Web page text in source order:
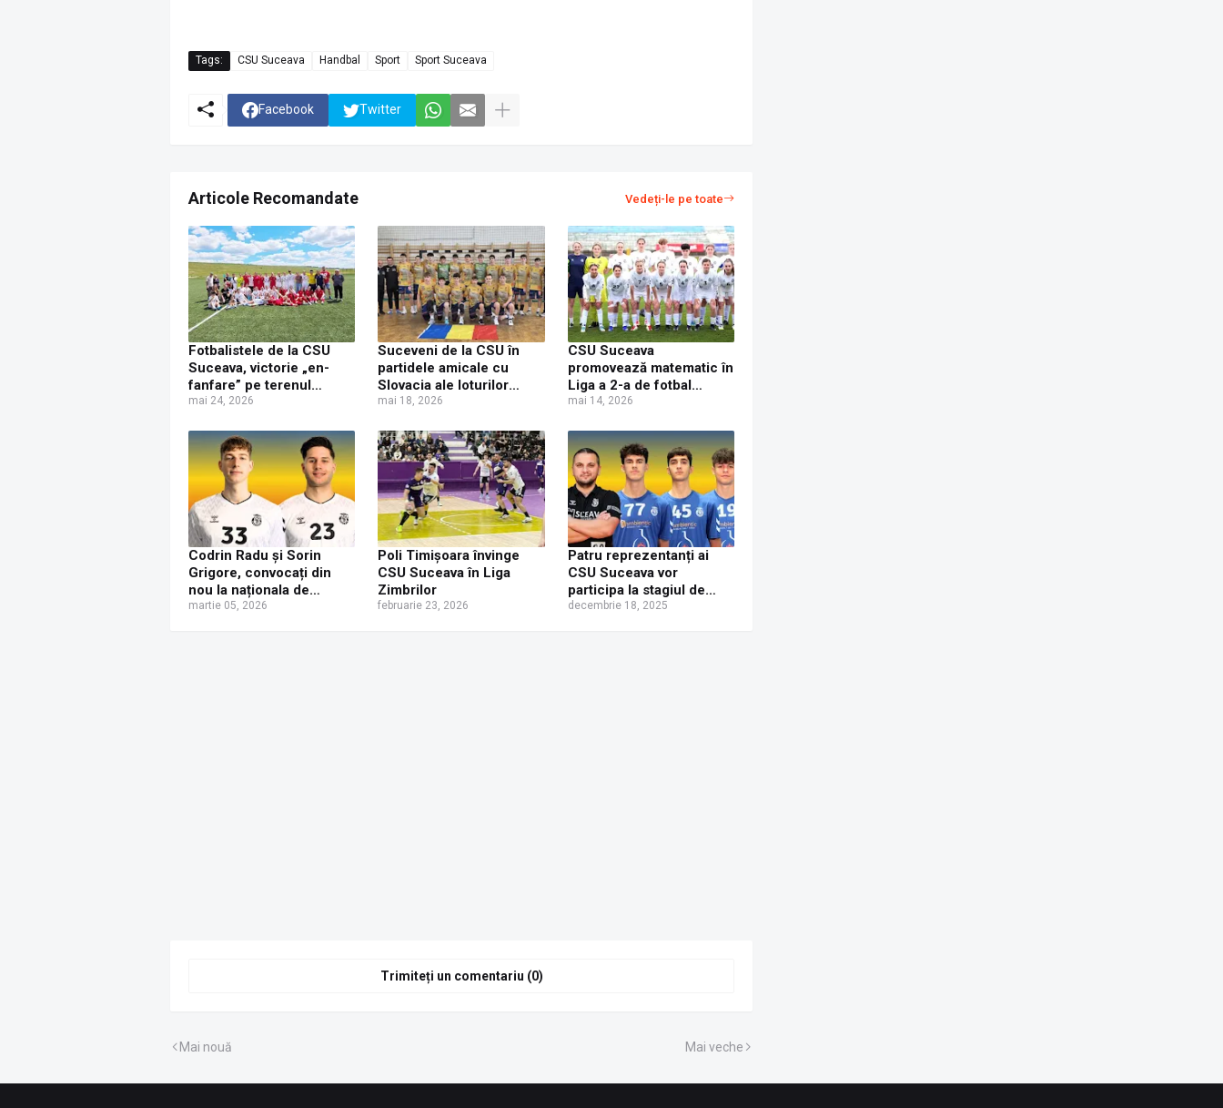
Tags: CSU Suceava Handbal Sport Sport Suceava
Facebook Twitter
Articole Recomandate Vedeți-le pe toate
Fotbalistele de la CSU
Suceava, victorie „en-
fanfare” pe terenul
formației FC Botoșani
mai 24, 2026
Suceveni de la CSU în
partidele amicale cu
Slovacia ale loturilor
naționale juvenile de
mai 18, 2026
CSU Suceava
promovează matematic în
Liga a 2-a de fotbal
feminin după victoria „la
Voluntari
mai 14, 2026
Codrin Radu și Sorin
Grigore, convocați din
nou la naționala de
handbal a României
martie 05, 2026
Poli Timișoara învinge
CSU Suceava în Liga
Zimbrilor
februarie 23, 2026
Patru reprezentanți ai
CSU Suceava vor
participa la stagiul de
pregătire al lotului
decembrie 18, 2025
Trimiteți un comentariu (0)
Mai nouă Mai veche